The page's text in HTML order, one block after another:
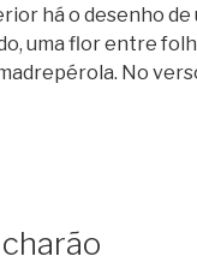
há o desenho de
uma flor entre
No